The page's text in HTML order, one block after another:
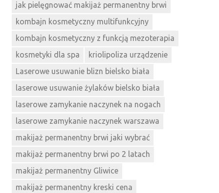
jak pielęgnować makijaż permanentny brwi
kombajn kosmetyczny multifunkcyjny
kombajn kosmetyczny z funkcją mezoterapia
kosmetyki dla spa
kriolipoliza urządzenie
Laserowe usuwanie blizn bielsko biała
laserowe usuwanie żylaków bielsko biała
laserowe zamykanie naczynek na nogach
laserowe zamykanie naczynek warszawa
makijaż permanentny brwi jaki wybrać
makijaż permanentny brwi po 2 latach
makijaż permanentny Gliwice
makijaż permanentny kreski cena